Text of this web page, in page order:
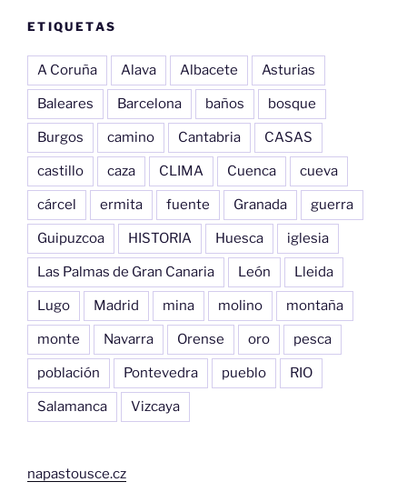
ETIQUETAS
A Coruña Alava Albacete Asturias
Baleares Barcelona baños bosque
Burgos camino Cantabria CASAS
castillo caza CLIMA Cuenca cueva
cárcel ermita fuente Granada guerra
Guipuzcoa HISTORIA Huesca iglesia
Las Palmas de Gran Canaria León Lleida
Lugo Madrid mina molino montaña
monte Navarra Orense oro pesca
población Pontevedra pueblo RIO
Salamanca Vizcaya
napastousce.cz